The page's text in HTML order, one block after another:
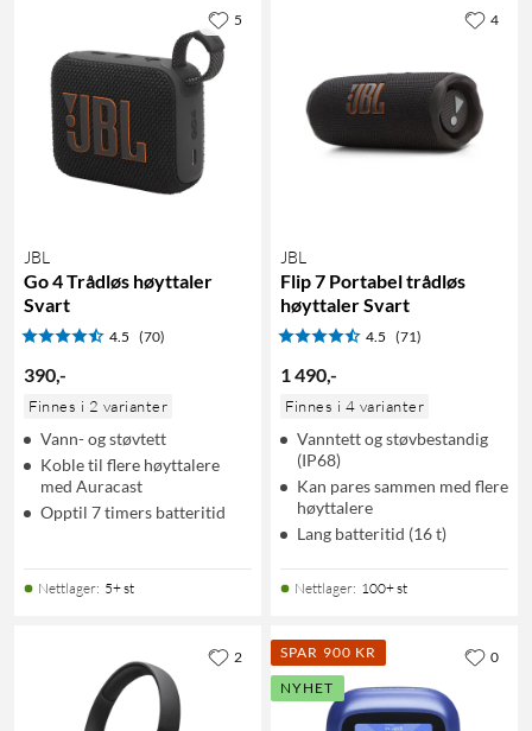
JBL
Go 4 Trådløs høyttaler
Svart
4.5 (70)
390,-
Finnes i 2 varianter
Vann- og støvtett
Koble til flere høyttalere
med Auracast
Opptil 7 timers batteritid
Nettlager: 5+ st
5
JBL
Flip 7 Portabel trådløs
høyttaler Svart
4.5 (71)
1 490,-
Finnes i 4 varianter
Vanntett og støvbestandig
(IP68)
Kan pares sammen med flere
høyttalere
Lang batteritid (16 t)
Nettlager: 100+ st
4
2
SPAR 900 KR
NYHET
0